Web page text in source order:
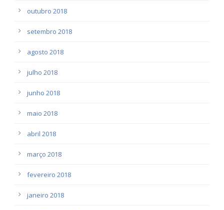
outubro 2018
setembro 2018
agosto 2018
julho 2018
junho 2018
maio 2018
abril 2018
março 2018
fevereiro 2018
janeiro 2018